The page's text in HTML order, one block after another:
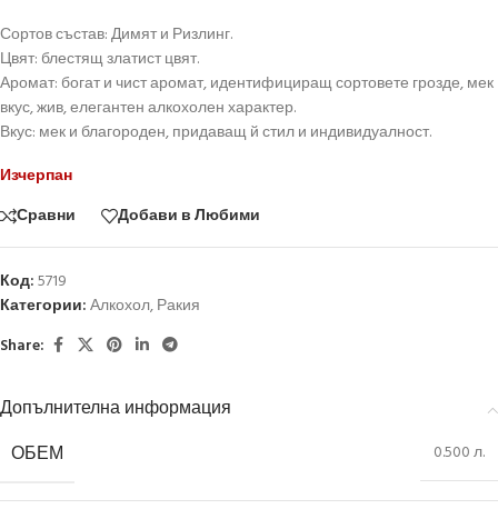
Сортов състав: Димят и Ризлинг.
Цвят: блестящ златист цвят.
Аромат: богат и чист аромат, идентифициращ сортовете грозде, мек
вкус, жив, елегантен алкохолен характер.
Вкус: мек и благороден, придаващ й стил и индивидуалност.
Изчерпан
Сравни
Добави в Любими
Код:5719
Категории:Алкохол,Ракия
Share:
Допълнителна информация
ОБЕМ 0.500 л.